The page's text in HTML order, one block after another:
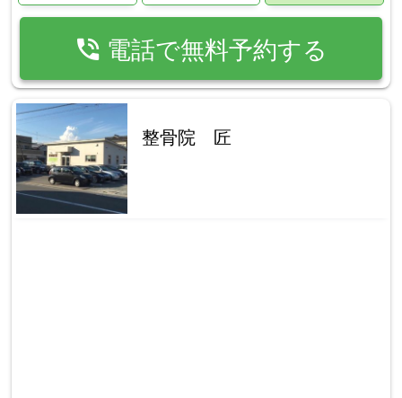
phone_in_talk 電話で無料予約する
整骨院 匠